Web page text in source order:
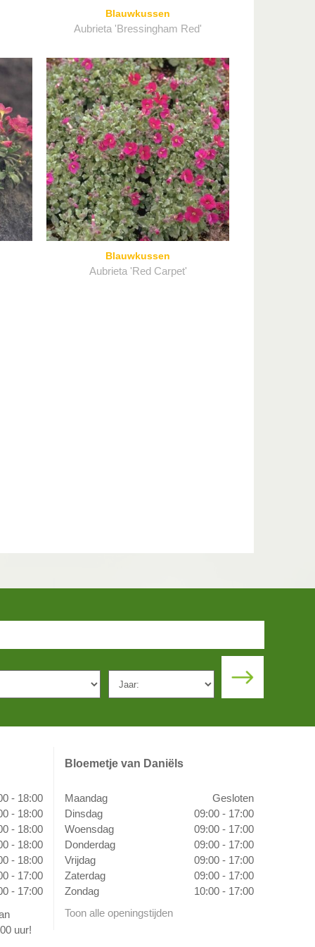
Blauwkussen
Aubrieta 'Bressingham Red'
Blauwkussen
Aubrieta 'Red Carpet'
- 18:00
- 18:00
- 18:00
- 18:00
- 18:00
- 17:00
- 17:00
uur!
Bloemetje van Daniëls
Maandag
Gesloten
Dinsdag
09:00 - 17:00
Woensdag
09:00 - 17:00
Donderdag
09:00 - 17:00
Vrijdag
09:00 - 17:00
Zaterdag
09:00 - 17:00
Zondag
10:00 - 17:00
Toon alle openingstijden